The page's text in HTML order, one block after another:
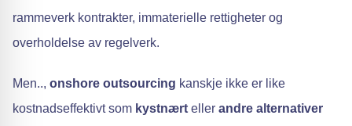
rammeverk kontrakter, immaterielle rettigheter og
overholdelse av regelverk.
Men.., onshore outsourcing kanskje ikke er like
kostnadseffektivt som kystnært eller andre alternativer